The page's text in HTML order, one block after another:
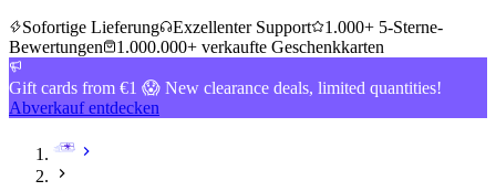
Sofortige Lieferung
Exzellenter Support
1.000+ 5-Sterne-
Bewertungen
1.000.000+ verkaufte Geschenkkarten
Gift cards from €1 😱 New clearance deals, limited quantities!
Abverkauf entdecken